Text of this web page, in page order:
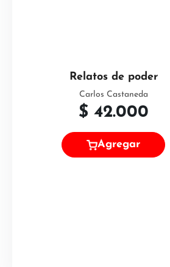
Relatos de poder
Carlos Castaneda
$ 42.000
Agregar